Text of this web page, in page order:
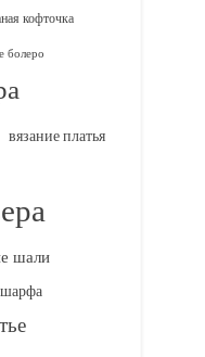
кофточка
болеро
вязание платья
шали